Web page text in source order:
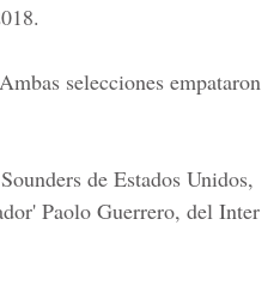
selecciones empataron
de Estados Unidos,
Paolo Guerrero, del Inter